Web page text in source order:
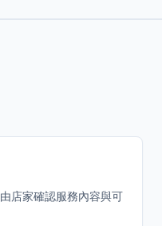
店家確認服務內容與可